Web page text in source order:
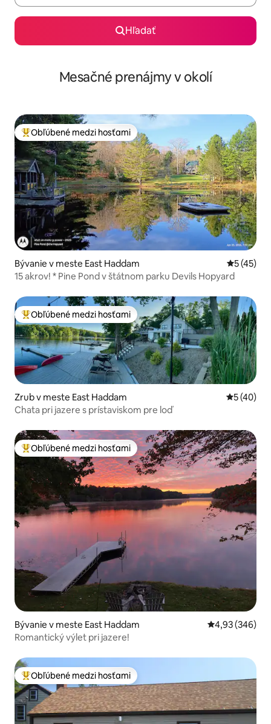
Hľadať
Mesačné prenájmy v okolí
Najobľúbenejšie medzi hosťami
Obľúbené medzi hosťami
Bývanie v meste East Haddam
5 (45)
15 akrov! * Pine Pond v štátnom parku Devils Hopyard
Najobľúbenejšie medzi hosťami
Obľúbené medzi hosťami
Zrub v meste East Haddam
5 (40)
Chata pri jazere s prístaviskom pre loď
Najobľúbenejšie medzi hosťami
Obľúbené medzi hosťami
Bývanie v meste East Haddam Priemerné
4,93 (346)
Romantický výlet pri jazere!
Najobľúbenejšie medzi hosťami
Obľúbené medzi hosťami